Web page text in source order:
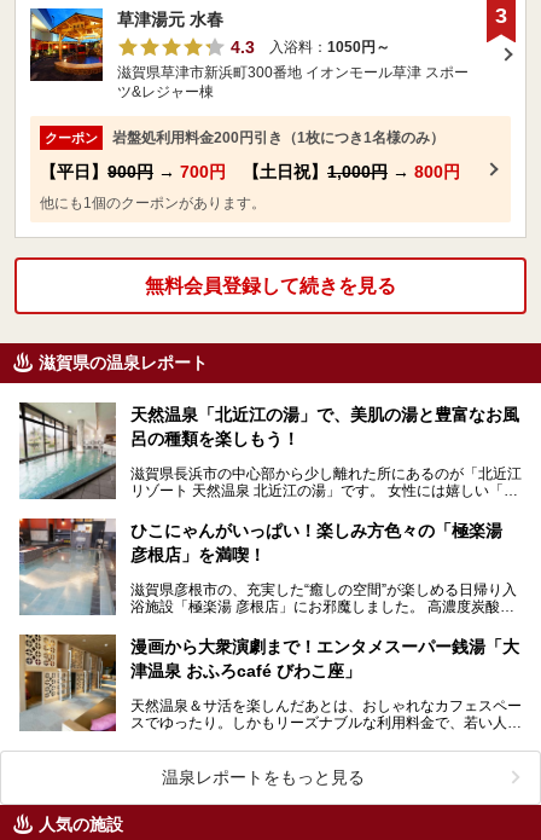
草津湯元 水春
4.3
入浴料： 1050円～
滋賀県草津市新浜町300番地 イオンモール草津 スポー
ツ&レジャー棟
クーポン 岩盤処利用料金200円引き（1枚につき1名様のみ）
【平日】 900円 → 700円 【土日祝】 1,000円 → 800円
他にも1個のクーポンがあります。
3
無料会員登録して続きを見る
滋賀県の温泉レポート
天然温泉「北近江の湯」で、美肌の湯と豊富なお風
呂の種類を楽しもう！
滋賀県長浜市の中心部から少し離れた所にあるのが「北近江
リゾート 天然温泉 北近江の湯」です。 女性には嬉しい「美
ひこにゃんがいっぱい！楽しみ方色々の「極楽湯
彦根店」を満喫！
滋賀県彦根市の、充実した“癒しの空間”が楽しめる日帰り入
浴施設「極楽湯 彦根店」にお邪魔しました。 高濃度炭酸泉
漫画から大衆演劇まで！エンタメスーパー銭湯「大
津温泉 おふろcafé びわこ座」
天然温泉＆サ活を楽しんだあとは、おしゃれなカフェスペー
スでゆったり。しかもリーズナブルな利用料金で、若い人を
温泉レポートをもっと見る
人気の施設